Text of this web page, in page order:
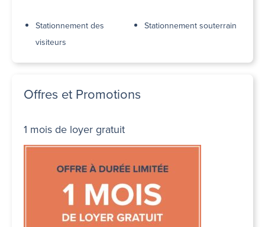
Stationnement des
visiteurs
Stationnement souterrain
Offres et Promotions
1 mois de loyer gratuit